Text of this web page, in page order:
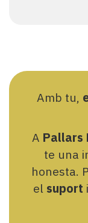
Amb tu,
A Pallars
te una
honesta.
el suport